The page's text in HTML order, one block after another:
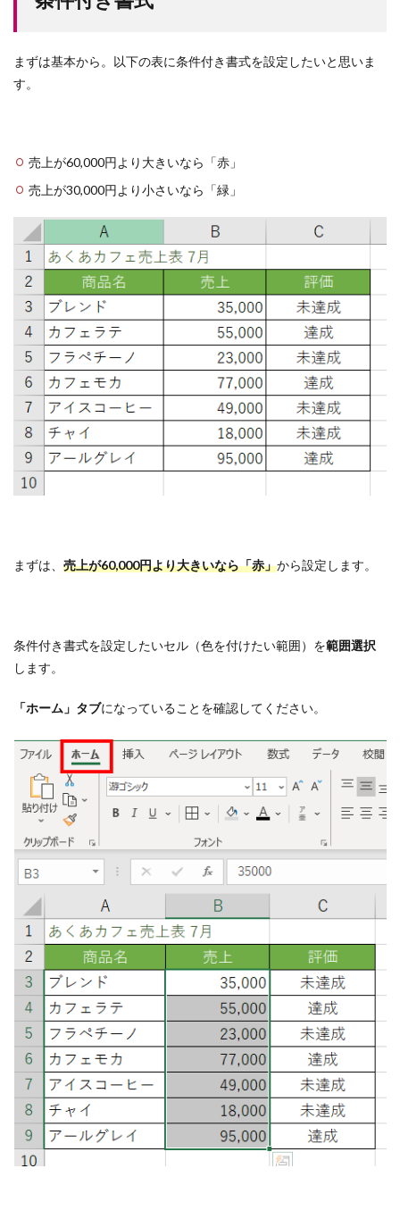
まずは基本から。以下の表に条件付き書式を設定したいと思いま
す。
売上が60,000円より大きいなら「赤」
売上が30,000円より小さいなら「緑」
まずは、 売上が60,000円より大きいなら「赤」から設定します。
条件付き書式を設定したいセル（色を付けたい範囲）を範囲選択
します。
「ホーム」タブになっていることを確認してください。